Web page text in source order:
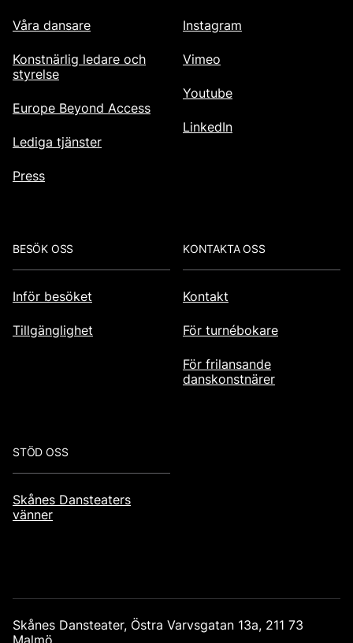
Våra dansare
Konstnärlig ledare och
styrelse
Europe Beyond Access
Lediga tjänster
Press
Instagram
Vimeo
Youtube
LinkedIn
BESÖK OSS
Inför besöket
Tillgänglighet
KONTAKTA OSS
Kontakt
För turnébokare
För frilansande
danskonstnärer
STÖD OSS
Skånes Dansteaters
vänner
Skånes Dansteater, Östra Varvsgatan 13a, 211 73
Malmö